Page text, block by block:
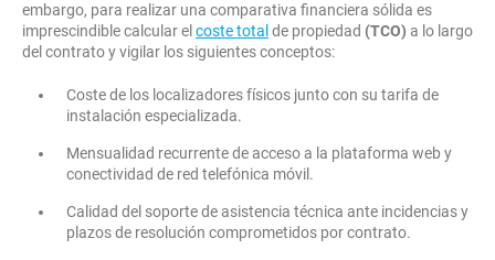
embargo, para realizar una comparativa financiera sólida es
imprescindible calcular el coste total de propiedad (TCO) a lo largo
del contrato y vigilar los siguientes conceptos:
Coste de los localizadores físicos junto con su tarifa de
instalación especializada.
Mensualidad recurrente de acceso a la plataforma web y
conectividad de red telefónica móvil.
Calidad del soporte de asistencia técnica ante incidencias y
plazos de resolución comprometidos por contrato.